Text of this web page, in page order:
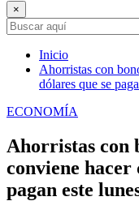
×
Inicio
Ahorristas con
dólares que se
ECONOMÍA
Ahorristas con
conviene hacer
pagan este